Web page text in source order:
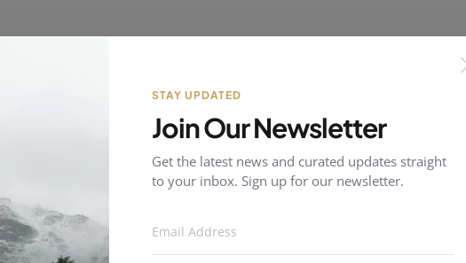
STAY UPDATED
Join Our Newsletter
Get the latest news and curated updates straight
to your inbox. Sign up for our newsletter.